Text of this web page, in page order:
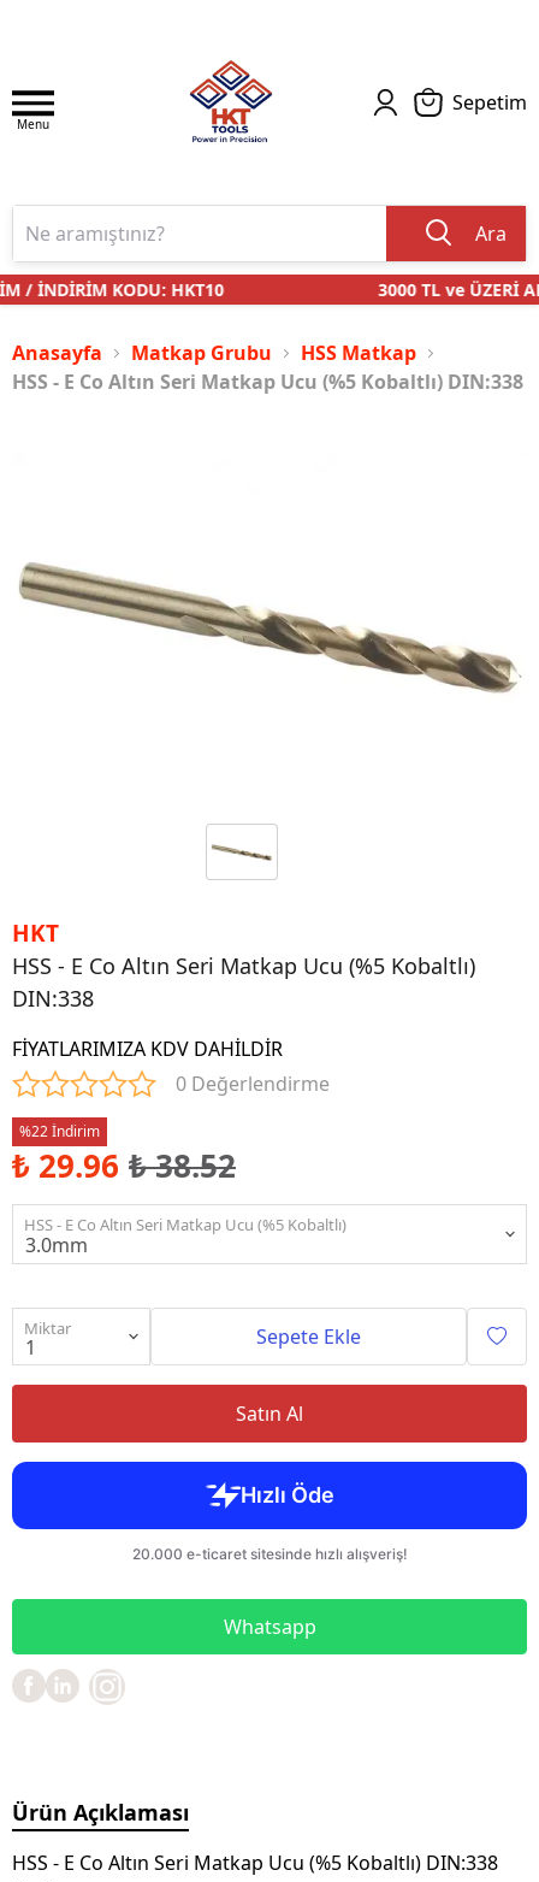
Menu
Sepetim
Ara
/ İNDİRİM KODU: HKT10 3000 TL ve ÜZERİ
Anasayfa Matkap Grubu
HSS Matkap
HSS - E Co Altın Seri Matkap Ucu (%5 Kobaltlı) DIN:338
HKT
HSS - E Co Altın Seri Matkap Ucu (%5 Kobaltlı)
DIN:338
FİYATLARIMIZA KDV DAHİLDİR
0 Değerlendirme
%22 İndirim
₺ 29.96 ₺ 38.52
HSS - E Co Altın Seri Matkap Ucu (%5 Kobaltlı)
Miktar Sepete Ekle
Satın Al
Whatsapp
Ürün Açıklaması
HSS - E Co Altın Seri Matkap Ucu (%5 Kobaltlı) DIN:338